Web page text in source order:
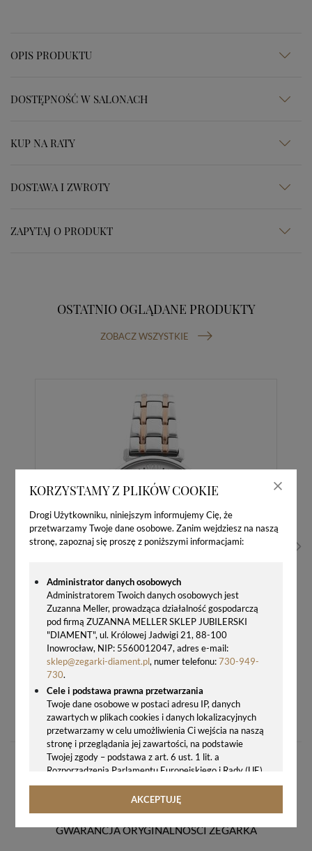
KORZYSTAMY Z PLIKÓW COOKIE
Drogi Użytkowniku, niniejszym informujemy Cię, że
przetwarzamy Twoje dane osobowe. Zanim wejdziesz na naszą
stronę, zapoznaj się proszę z poniższymi informacjami:
Administrator danych osobowych
Administratorem Twoich danych osobowych jest
Zuzanna Meller, prowadząca działalność gospodarczą
pod firmą ZUZANNA MELLER SKLEP JUBILERSKI
"DIAMENT", ul. Królowej Jadwigi 21, 88-100
Inowrocław, NIP: 5560012047, adres e-mail:
sklep@zegarki-diament.pl, numer telefonu:730-949-
730.
Cele i podstawa prawna przetwarzania
Twoje dane osobowe w postaci adresu IP, danych
zawartych w plikach cookies i danych lokalizacyjnych
przetwarzamy w celu umożliwienia Ci wejścia na naszą
stronę i przeglądania jej zawartości, na podstawie
Twojej zgody – podstawa z art. 6 ust. 1 lit. a
Rozporządzenia Parlamentu Europejskiego i Rady (UE)
2016/679 z 27.04.2016 r. w sprawie ochrony osób
fizycznych w związku z przetwarzaniem danych
rozporządzenie o ochronie danych, tj. RODO).
AKCEPTUJĘ
OPIS PRODUKTU
DOSTĘPNOŚĆ W SALONACH
KUP NA RATY
DOSTAWA I ZWROTY
ZAPYTAJ O PRODUKT
OSTATNIO OGLĄDANE PRODUKTY
ZOBACZ WSZYSTKIE
199,00 zł
GWARANCJA ORYGINALNOŚCI ZEGARKA